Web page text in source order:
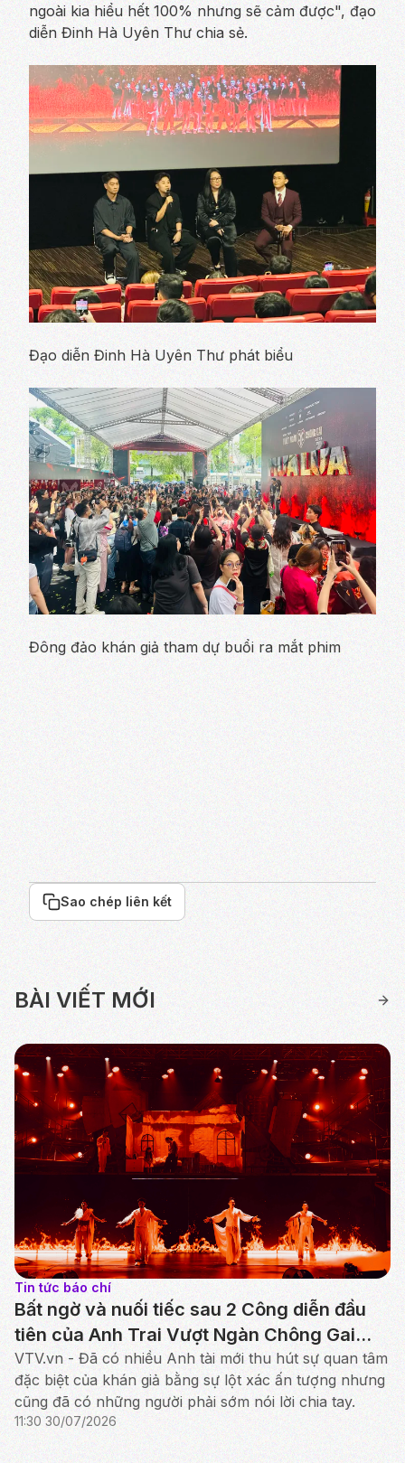
ngoài kia hiểu hết 100% nhưng sẽ cảm được", đạo
diễn Đinh Hà Uyên Thư chia sẻ.
Đạo diễn Đinh Hà Uyên Thư phát biểu
Đông đảo khán giả tham dự buổi ra mắt phim
Sao chép liên kết
BÀI VIẾT MỚI
Tin tức báo chí
Bất ngờ và nuối tiếc sau 2 Công diễn đầu
tiên của Anh Trai Vượt Ngàn Chông Gai
2026
VTV.vn - Đã có nhiều Anh tài mới thu hút sự quan tâm
đặc biệt của khán giả bằng sự lột xác ấn tượng nhưng
cũng đã có những người phải sớm nói lời chia tay.
11:30 30/07/2026